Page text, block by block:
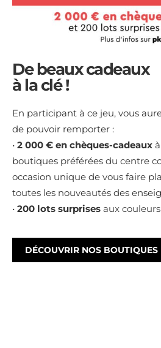
De beaux cadeaux
à la clé !
En participant à ce jeu, vous
de pouvoir remporter :
• 2 000 € en chèques-cadeaux
boutiques préférées du centre
occasion unique de vous faire
toutes les nouveautés des
• 200 lots surprises aux
DÉCOUVRIR NOS BOUTIQUES